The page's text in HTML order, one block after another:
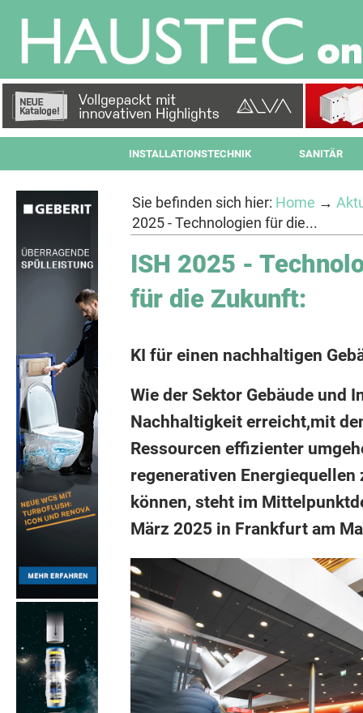
INSTALLATIONSTECHNIK SANITÄR
Sie befinden sich hier: Home →
2025 - Technologien für die...
ISH 2025 -
für die Zukunft:
KI für einen nachhaltigen
Wie der Sektor Gebäude und
Nachhaltigkeit erreicht,mit
Ressourcen effizienter
regenerativen Energiequellen
können, steht im
März 2025 in Frankfurt am